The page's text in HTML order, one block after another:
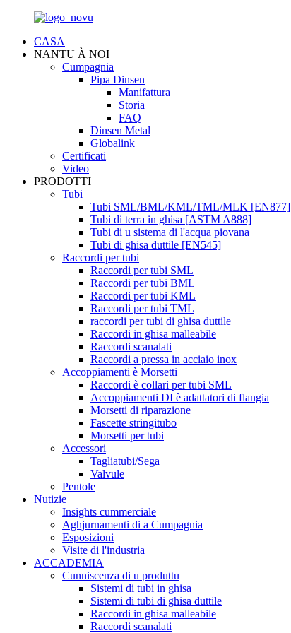
CASA
NANTU À NOI
Cumpagnia
Pipa Dinsen
Manifattura
Storia
FAQ
Dinsen Metal
Globalink
Certificati
Video
PRODOTTI
Tubi
Tubi SML/BML/KML/TML/MLK [EN877]
Tubi di terra in ghisa [ASTM A888]
Tubi di u sistema di l'acqua piovana
Tubi di ghisa duttile [EN545]
Raccordi per tubi
Raccordi per tubi SML
Raccordi per tubi BML
Raccordi per tubi KML
Raccordi per tubi TML
raccordi per tubi di ghisa duttile
Raccordi in ghisa malleabile
Raccordi scanalati
Raccordi a pressa in acciaio inox
Accoppiamenti è Morsetti
Raccordi è collari per tubi SML
Accoppiamenti DI è adattatori di flangia
Morsetti di riparazione
Fascette stringitubo
Morsetti per tubi
Accessori
Tagliatubi/Sega
Valvule
Pentole
Nutizie
Insights cummerciale
Aghjurnamenti di a Cumpagnia
Esposizioni
Visite di l'industria
ACCADEMIA
Cunniscenza di u produttu
Sistemi di tubi in ghisa
Sistemi di tubi di ghisa duttile
Raccordi in ghisa malleabile
Raccordi scanalati